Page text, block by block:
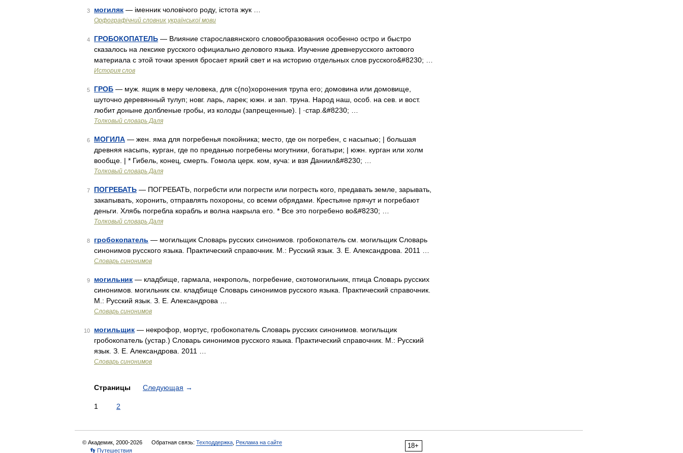
3 могиляк — іменник чоловічого роду, істота жук …
Орфографічний словник української мови
4 ГРОБОКОПАТЕЛЬ — Влияние старославянского словообразования особенно остро и быстро
сказалось на лексике русского официально делового языка. Изучение древнерусского актового
материала с этой точки зрения бросает яркий свет и на историю отдельных слов русского&#8230; …
История слов
5 ГРОБ — муж. ящик в меру человека, для с(по)хоронения трупа его; домовина или домовище,
шуточно деревянный тулуп; новг. ларь, ларек; южн. и зап. труна. Народ наш, особ. на сев. и вост.
любит доныне долбленые гробы, из колоды (запрещенные). | ·стар.&#8230; …
Толковый словарь Даля
6 МОГИЛА — жен. яма для погребенья покойника; место, где он погребен, с насыпью; | большая
древняя насыпь, курган, где по преданью погребены могутники, богатыри; | южн. курган или холм
вообще. | * Гибель, конец, смерть. Гомола церк. ком, куча: и взя Даниил&#8230; …
Толковый словарь Даля
7 ПОГРЕБАТЬ — ПОГРЕБАТЬ, погребсти или погрести или погресть кого, предавать земле, зарывать,
закапывать, хоронить, отправлять похороны, со всеми обрядами. Крестьяне прячут и погребают
деньги. Хлябь погребла корабль и волна накрыла его. * Все это погребено во&#8230; …
Толковый словарь Даля
8 гробокопатель — могильщик Словарь русских синонимов. гробокопатель см. могильщик Словарь
синонимов русского языка. Практический справочник. М.: Русский язык. З. Е. Александрова. 2011 …
Словарь синонимов
9 могильник — кладбище, гармала, некрополь, погребение, скотомогильник, птица Словарь русских
синонимов. могильник см. кладбище Словарь синонимов русского языка. Практический справочник.
М.: Русский язык. З. Е. Александрова …
Словарь синонимов
10 могильщик — некрофор, мортус, гробокопатель Словарь русских синонимов. могильщик
гробокопатель (устар.) Словарь синонимов русского языка. Практический справочник. М.: Русский
язык. З. Е. Александрова. 2011 …
Словарь синонимов
Страницы Следующая →
1 2
18+
© Академик, 2000-2026 Обратная связь: Техподдержка Реклама на сайте
👣 Путешествия